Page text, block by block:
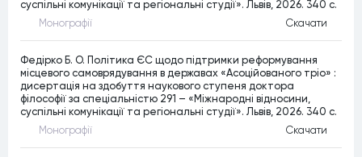
суспільні комунікації та регіональні студії». Львів, 2026. 340 c.
Монографiї Скачати
Федірко Б. О. Політика ЄС щодо підтримки реформування
місцевого самоврядування в державах «Асоційованого тріо» :
дисертація на здобуття наукового ступеня доктора
філософії за спеціальністю 291 – «Міжнародні відносини,
суспільні комунікації та регіональні студії». Львів, 2026. 340 c.
Монографiї Скачати